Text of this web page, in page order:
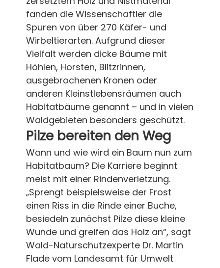
fanden die Wissenschaftler die
Spuren von über 270 Käfer- und
Wirbeltierarten. Aufgrund dieser
Vielfalt werden dicke Bäume mit
Höhlen, Horsten, Blitzrinnen,
ausgebrochenen Kronen oder
anderen Kleinstlebensräumen auch
Habitatbäume genannt – und in vielen
Waldgebieten besonders geschützt.
Pilze bereiten den Weg
Wann und wie wird ein Baum nun zum
Habitatbaum? Die Karriere beginnt
meist mit einer Rindenverletzung.
„Sprengt beispielsweise der Frost
einen Riss in die Rinde einer Buche,
besiedeln zunächst Pilze diese kleine
Wunde und greifen das Holz an“, sagt
Wald-Naturschutzexperte Dr. Martin
Flade vom Landesamt für Umwelt